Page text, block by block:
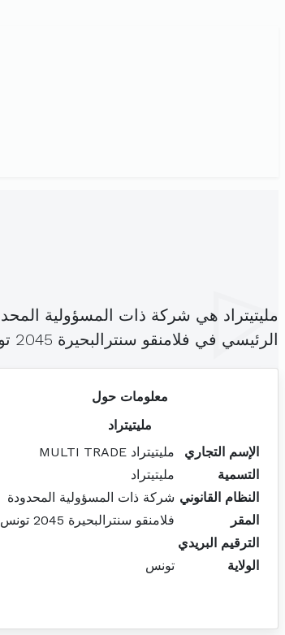
مليتيتراد هي شركة ذات المسؤولية
الرئيسي في فلامنقو سنترالبحيرة 2045 تونس (
معلومات حول
مليتيتراد
الإسم التجاري
مليتيتراد MULTI TRADE
التسمية
مليتيتراد
النظام القانوني شركة ذات المسؤولية المحدودة
المقر
فلامنقو سنترالبحيرة 2045 تونس
الترقيم البريدي
الولاية
تونس